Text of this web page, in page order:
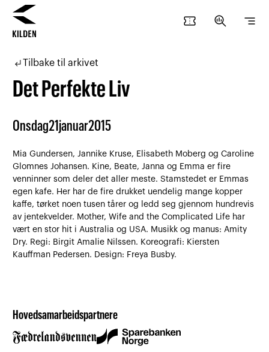
confirmation_number search_insights segment
subdirectory_arrow_leftTilbake til arkivet
Det Perfekte Liv
Onsdag21 januar2015
Mia Gundersen, Jannike Kruse, Elisabeth Moberg og Caroline
Glomnes Johansen. Kine, Beate, Janna og Emma er fire
venninner som deler det aller meste. Stamstedet er Emmas
egen kafe. Her har de fire drukket uendelig mange kopper
kaffe, tørket noen tusen tårer og ledd seg gjennom hundrevis
av jentekvelder. Mother, Wife and the Complicated Life har
vært en stor hit i Australia og USA. Musikk og manus: Amity
Dry. Regi: Birgit Amalie Nilssen. Koreografi: Kiersten
Kauffman Pedersen. Design: Freya Busby.
Hovedsamarbeidspartnere